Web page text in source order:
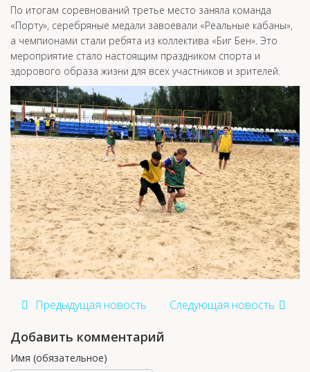
По итогам соревнований третье место заняла команда
«Порту», серебряные медали завоевали «Реальные кабаны»,
а чемпионами стали ребята из коллектива «Биг Бен». Это
мероприятие стало настоящим праздником спорта и
здорового образа жизни для всех участников и зрителей.
Предыдущая новость Следующая новость
Добавить комментарий
Имя (обязательное)